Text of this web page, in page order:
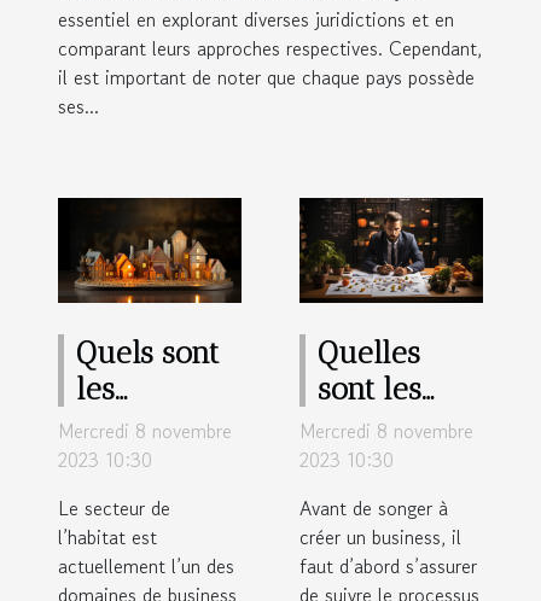
essentiel en explorant diverses juridictions et en
comparant leurs approches respectives. Cependant,
il est important de noter que chaque pays possède
ses...
Quels sont
les
meilleurs
business
rentables
dans
l’habitat ?
Mercredi 8 novembre
2023 10:30
Le secteur de
l’habitat est
actuellement l’un des
domaines de business
Quelles
sont les
étapes de
réalisation
d’un
business
plan ?
Mercredi 8 novembre
2023 10:30
Avant de songer à
créer un business, il
faut d’abord s’assurer
de suivre le processus